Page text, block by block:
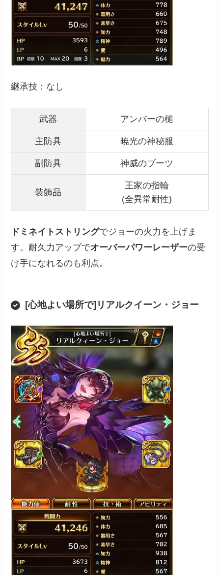
継承技：なし
武器 アンバーの槌
主防具 暁光の神秘服
副防具 神威のブーツ
装飾品
王家の指輪
(全異常耐性)
ドミネイトストリングでジョーの火力を上げま
す。耐久力アップでオーバーパワーレーザーの受
け手になれるのも利点。
[心地よい場所で]リアルクイーン・ジョー